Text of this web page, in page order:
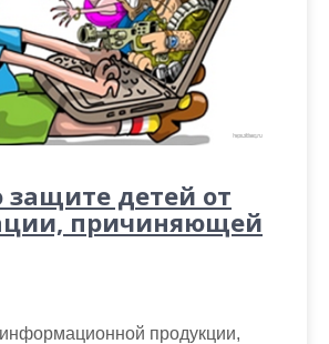
защите детей от
причиняющей
продукции,